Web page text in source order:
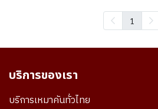
1
บริการของเรา
บริการเหมาคันทั่วไทย